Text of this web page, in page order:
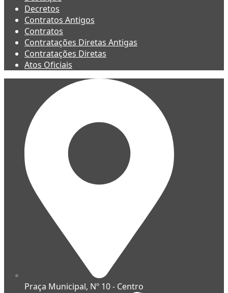
Decretos
Contratos Antigos
Contratos
Contratações Diretas Antigas
Contratações Diretas
Atos Oficiais
Praça Municipal, Nº 10 - Centro